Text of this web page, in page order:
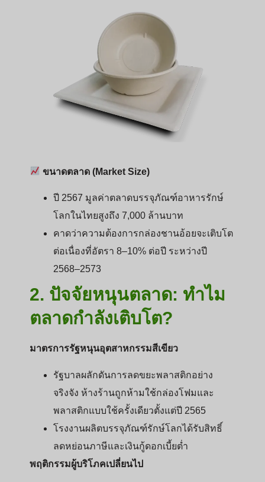
ขนาดตลาด (Market Size)
ปี 2567 มูลค่าตลาดบรรจุภัณฑ์อาหารรักษ์
โลกในไทยสูงถึง 7,000 ล้านบาท
คาดว่าความต้องการกล่องชานอ้อยจะเติบโต
ต่อเนื่องที่อัตรา 8–10% ต่อปี ระหว่างปี
2568–2573
2. ปัจจัยหนุนตลาด: ทำไม
ตลาดกำลังเติบโต?
มาตรการรัฐหนุนอุตสาหกรรมสีเขียว
รัฐบาลผลักดันการลดขยะพลาสติกอย่าง
จริงจัง ห้างร้านถูกห้ามใช้กล่องโฟมและ
พลาสติกแบบใช้ครั้งเดียวตั้งแต่ปี 2565
โรงงานผลิตบรรจุภัณฑ์รักษ์โลกได้รับสิทธิ์
ลดหย่อนภาษีและเงินกู้ดอกเบี้ยต่ำ
พฤติกรรมผู้บริโภคเปลี่ยนไป